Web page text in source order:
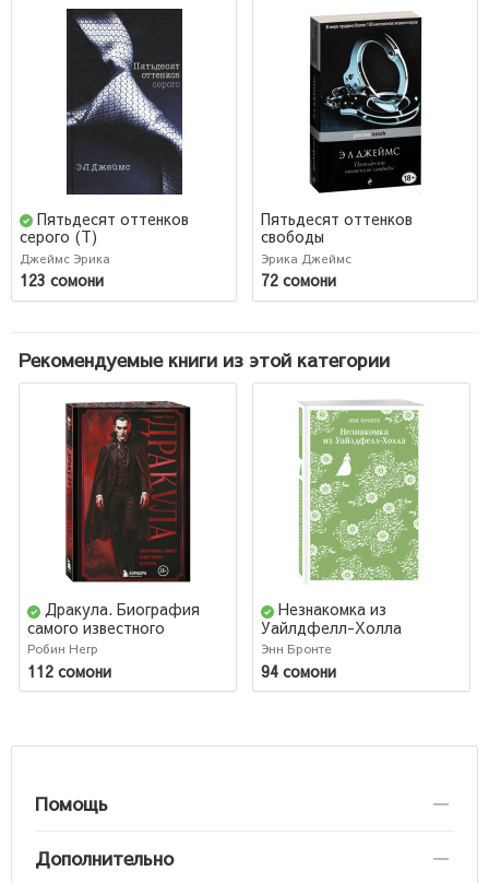
Пятьдесят оттенков
серого (Т)
Джеймс Эрика
123 сомони
Пятьдесят оттенков
свободы
Эрика Джеймс
72 сомони
Рекомендуемые книги из этой категории
Дракула. Биография
самого известного
вампира (закрашенный
обрез)
Робин Негр
112 сомони
Незнакомка из
Уайлдфелл-Холла
Энн Бронте
94 сомони
Помощь
Дополнительно